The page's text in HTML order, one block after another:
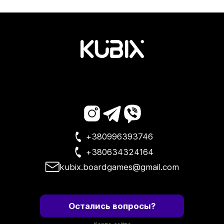
+380996393746
+380634324164
kubix.boardgames@gmail.com
Остались вопросы?